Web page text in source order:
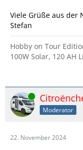
Viele Grüße aus der
Stefan
Hobby on Tour
100W Solar, 120 AH
Online
Moderator
22. November 2024